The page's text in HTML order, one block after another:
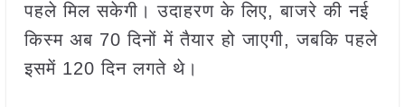
पहले मिल सकेगी। उदाहरण के लिए, बाजरे की नई
किस्म अब 70 दिनों में तैयार हो जाएगी, जबकि पहले
इसमें 120 दिन लगते थे।